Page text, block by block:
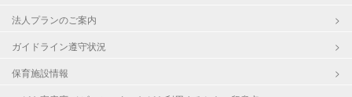
法人プランのご案内
ガイドライン遵守状況
保育施設情報